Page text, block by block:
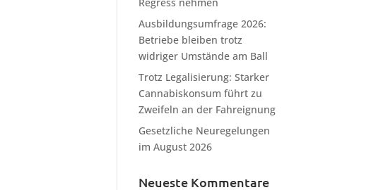
Ausbildungsumfrage 2026:
Betriebe bleiben trotz
widriger Umstände am Ball
Trotz Legalisierung: Starker
Cannabiskonsum führt zu
Zweifeln an der Fahreignung
Gesetzliche Neuregelungen
im August 2026
Neueste Kommentare